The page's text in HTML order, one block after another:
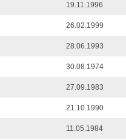
19.11.1996
26.02.1999
28.06.1993
30.08.1974
27.09.1983
21.10.1990
11.05.1984